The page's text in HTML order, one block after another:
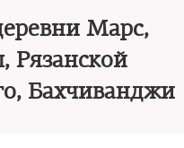
Марс,
Рязанской
Бахчиванджи